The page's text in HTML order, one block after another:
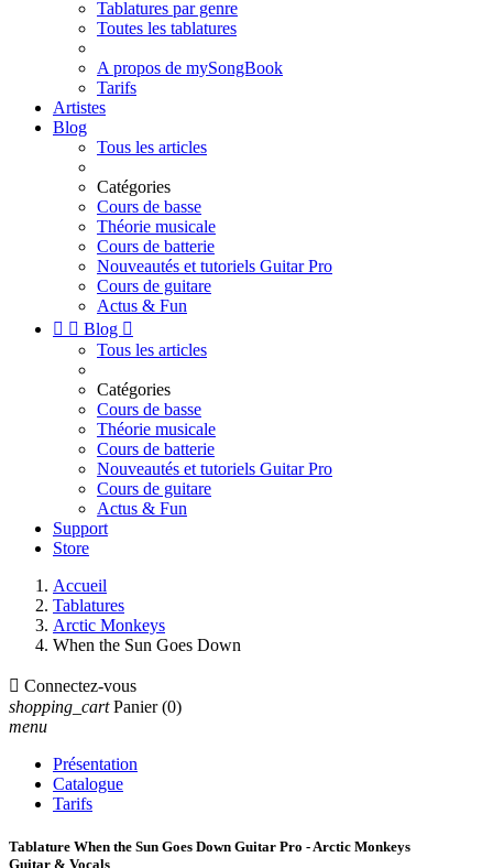
Tablatures par genre
Toutes les tablatures
A propos de mySongBook
Tarifs
Artistes
Blog
Tous les articles
Catégories
Cours de basse
Théorie musicale
Cours de batterie
Nouveautés et tutoriels Guitar Pro
Cours de guitare
Actus & Fun
  Blog 
Tous les articles
Catégories
Cours de basse
Théorie musicale
Cours de batterie
Nouveautés et tutoriels Guitar Pro
Cours de guitare
Actus & Fun
Support
Store
Accueil
Tablatures
Arctic Monkeys
When the Sun Goes Down
 Connectez-vous
shopping_cart Panier (0)
menu
Présentation
Catalogue
Tarifs
Tablature When the Sun Goes Down Guitar Pro - Arctic Monkeys
Guitar & Vocals